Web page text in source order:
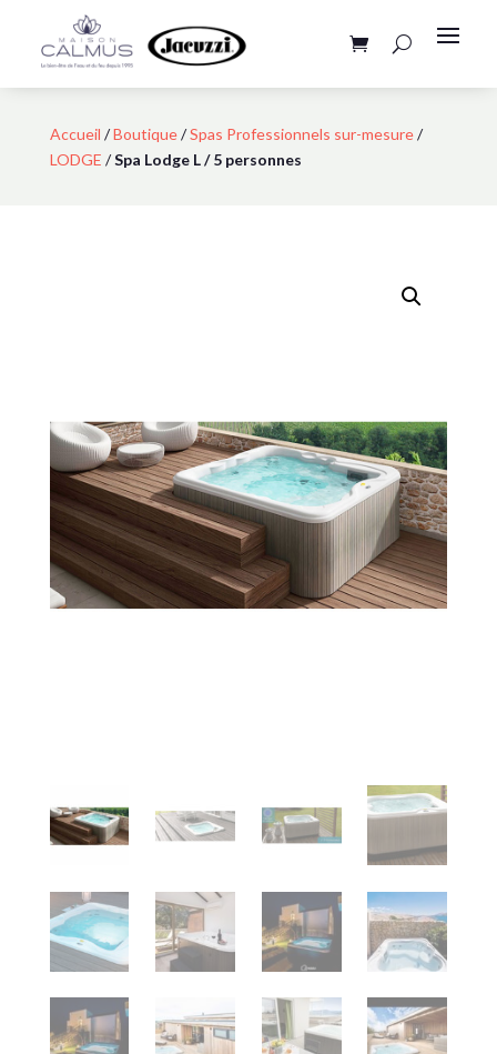
Accueil /Boutique/Spas Professionnels sur-mesure/
LODGE /Spa Lodge L / 5 personnes